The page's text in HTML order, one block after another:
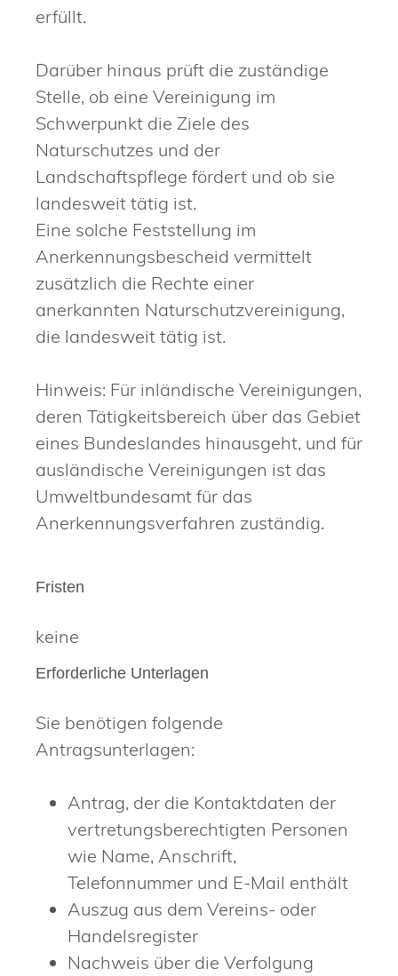
erfüllt.
Darüber hinaus prüft die zuständige
Stelle, ob eine Vereinigung im
Schwerpunkt die Ziele des
Naturschutzes und der
Landschaftspflege fördert und ob sie
landesweit tätig ist.
Eine solche Feststellung im
Anerkennungsbescheid vermittelt
zusätzlich die Rechte einer
anerkannten Naturschutzvereinigung,
die landesweit tätig ist.
Hinweis: Für inländische Vereinigungen,
deren Tätigkeitsbereich über das Gebiet
eines Bundeslandes hinausgeht, und für
ausländische Vereinigungen ist das
Umweltbundesamt für das
Anerkennungsverfahren zuständig.
Fristen
keine
Erforderliche Unterlagen
Sie benötigen folgende
Antragsunterlagen:
Antrag, der die Kontaktdaten der
vertretungsberechtigten Personen
wie Name, Anschrift,
Telefonnummer und E-Mail enthält
Auszug aus dem Vereins- oder
Handelsregister
Nachweis über die Verfolgung